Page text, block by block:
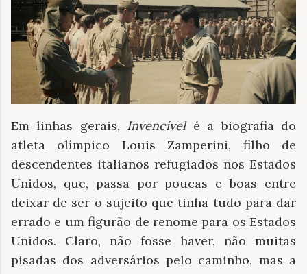
Em linhas gerais, Invencível é a biografia do
atleta olímpico Louis Zamperini, filho de
descendentes italianos refugiados nos Estados
Unidos, que, passa por poucas e boas entre
deixar de ser o sujeito que tinha tudo para dar
errado e um figurão de renome para os Estados
Unidos. Claro, não fosse haver, não muitas
pisadas dos adversários pelo caminho, mas a